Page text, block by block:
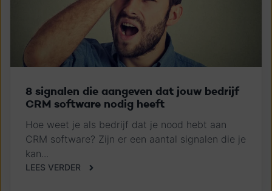
8 signalen die aangeven dat jouw bedrijf
CRM software nodig heeft
Hoe weet je als bedrijf dat je nood hebt aan
CRM software? Zijn er een aantal signalen die je
kan...
LEES VERDER